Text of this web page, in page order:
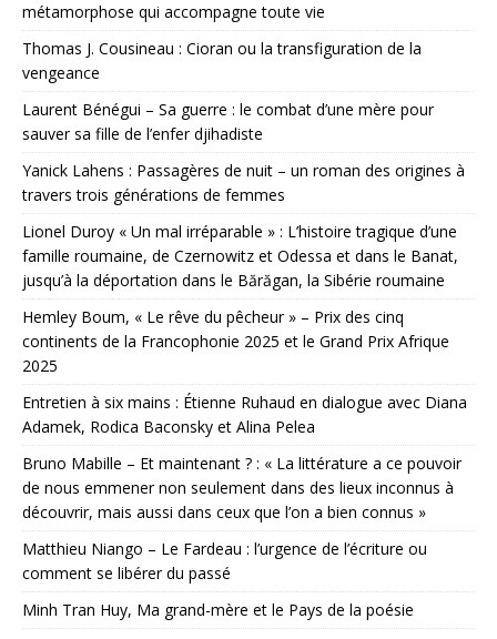
métamorphose qui accompagne toute vie
Thomas J. Cousineau : Cioran ou la transfiguration de la
vengeance
Laurent Bénégui – Sa guerre : le combat d’une mère pour
sauver sa fille de l’enfer djihadiste
Yanick Lahens : Passagères de nuit – un roman des origines à
travers trois générations de femmes
Lionel Duroy « Un mal irréparable » : L’histoire tragique d’une
famille roumaine, de Czernowitz et Odessa et dans le Banat,
jusqu’à la déportation dans le Bărăgan, la Sibérie roumaine
Hemley Boum, « Le rêve du pêcheur » – Prix des cinq
continents de la Francophonie 2025 et le Grand Prix Afrique
2025
Entretien à six mains : Étienne Ruhaud en dialogue avec Diana
Adamek, Rodica Baconsky et Alina Pelea
Bruno Mabille – Et maintenant ? : « La littérature a ce pouvoir
de nous emmener non seulement dans des lieux inconnus à
découvrir, mais aussi dans ceux que l’on a bien connus »
Matthieu Niango – Le Fardeau : l’urgence de l’écriture ou
comment se libérer du passé
Minh Tran Huy, Ma grand-mère et le Pays de la poésie